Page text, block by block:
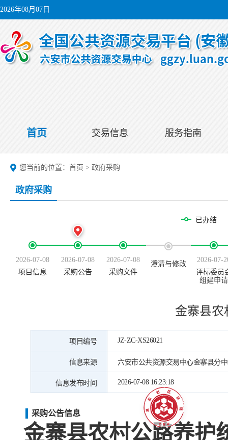
2026年08月07日
首页 交易信息 服务指南
您当前的位置： 首页 > 政府采购
政府采购
已办结
2026-07-08
项目信息
2026-07-08
采购公告
2026-07-08
采购文件
澄清与修改
2026-07-
评标委员
组建申请
金寨县农
项目编号 JZ-ZC-XS26021
信息来源 六安市公共资源交易中心金寨县分
信息发布时间 2026-07-08 16:23:18
采购公告信息
金寨县农村公路养护